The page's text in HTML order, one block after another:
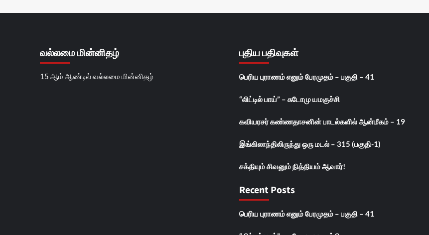
வல்லமை மின்னிதழ்
15 ஆம் ஆண்டில் வல்லமை மின்னிதழ்
புதிய பதிவுகள்
பெரிய புராணம் எனும் பேரமுதம் – பகுதி – 41
“லிட்டில் பாய்” – சுடோமு யமகுச்சி
கவியரசர் கண்ணதாசனின் பாடல்களில் ஆன்மீகம் – 19
இங்கிலாந்திலிருந்து ஒரு மடல் – 315 (பகுதி-1)
சக்தியும் சிவனும் நித்தியம் ஆவார்!
Recent Posts
பெரிய புராணம் எனும் பேரமுதம் – பகுதி – 41